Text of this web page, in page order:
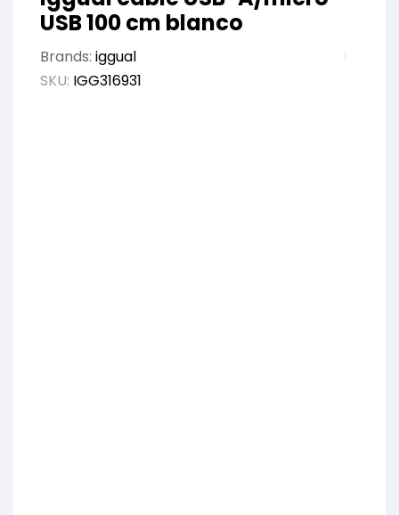
USB 100 cm blanco
Brands: iggual
SKU: IGG316931